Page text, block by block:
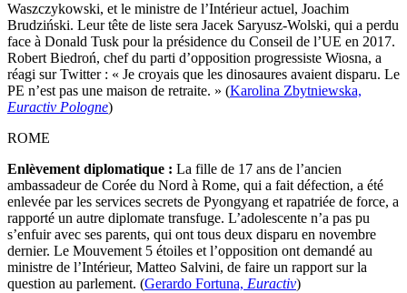
Waszczykowski, et le ministre de l’Intérieur actuel, Joachim
Brudziński. Leur tête de liste sera Jacek Saryusz-Wolski, qui a perdu
face à Donald Tusk pour la présidence du Conseil de l’UE en 2017.
Robert Biedroń, chef du parti d’opposition progressiste Wiosna, a
réagi sur Twitter : « Je croyais que les dinosaures avaient disparu. Le
PE n’est pas une maison de retraite. » (Karolina Zbytniewska,
Euractiv Pologne)
ROME
Enlèvement diplomatique : La fille de 17 ans de l’ancien
ambassadeur de Corée du Nord à Rome, qui a fait défection, a été
enlevée par les services secrets de Pyongyang et rapatriée de force, a
rapporté un autre diplomate transfuge. L’adolescente n’a pas pu
s’enfuir avec ses parents, qui ont tous deux disparu en novembre
dernier. Le Mouvement 5 étoiles et l’opposition ont demandé au
ministre de l’Intérieur, Matteo Salvini, de faire un rapport sur la
question au parlement. (Gerardo Fortuna, Euractiv)